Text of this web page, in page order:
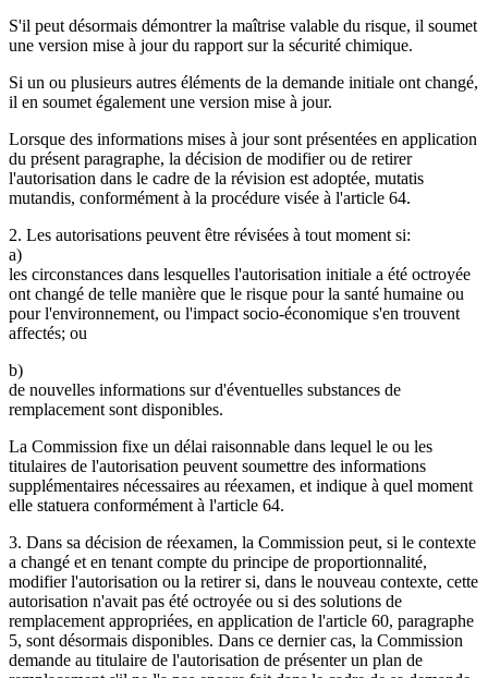
S'il peut désormais démontrer la maîtrise valable du risque, il soumet
une version mise à jour du rapport sur la sécurité chimique.
Si un ou plusieurs autres éléments de la demande initiale ont changé,
il en soumet également une version mise à jour.
Lorsque des informations mises à jour sont présentées en application
du présent paragraphe, la décision de modifier ou de retirer
l'autorisation dans le cadre de la révision est adoptée, mutatis
mutandis, conformément à la procédure visée à l'article 64.
2. Les autorisations peuvent être révisées à tout moment si:
a)
les circonstances dans lesquelles l'autorisation initiale a été octroyée
ont changé de telle manière que le risque pour la santé humaine ou
pour l'environnement, ou l'impact socio-économique s'en trouvent
affectés; ou
b)
de nouvelles informations sur d'éventuelles substances de
remplacement sont disponibles.
La Commission fixe un délai raisonnable dans lequel le ou les
titulaires de l'autorisation peuvent soumettre des informations
supplémentaires nécessaires au réexamen, et indique à quel moment
elle statuera conformément à l'article 64.
3. Dans sa décision de réexamen, la Commission peut, si le contexte
a changé et en tenant compte du principe de proportionnalité,
modifier l'autorisation ou la retirer si, dans le nouveau contexte, cette
autorisation n'avait pas été octroyée ou si des solutions de
remplacement appropriées, en application de l'article 60, paragraphe
5, sont désormais disponibles. Dans ce dernier cas, la Commission
demande au titulaire de l'autorisation de présenter un plan de